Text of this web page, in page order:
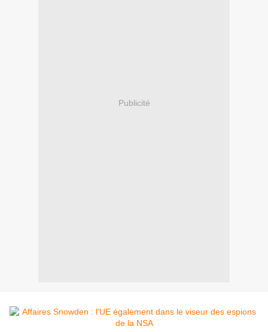
Publicité